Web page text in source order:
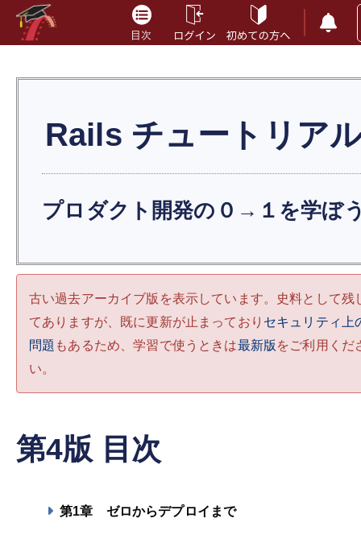
Rails チュートリア
プロダクト開発の０→１を学ぼ
古い過去アーカイブ版を表示しています。史料として残
てありますが、既に更新が止まっており セキュリティ上
問題 もあるため、学習で使うときは最新版 をご利用くだ
い。
第4版 目次
第1章 ゼロからデプロイまで